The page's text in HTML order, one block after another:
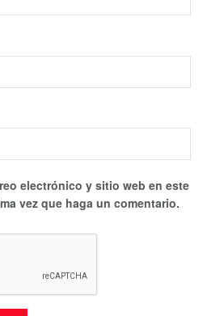
electrónico y sitio web en este
vez que haga un comentario.